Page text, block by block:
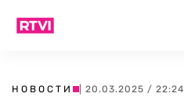
НОВОСТИ | 20.03.2025 / 22:24